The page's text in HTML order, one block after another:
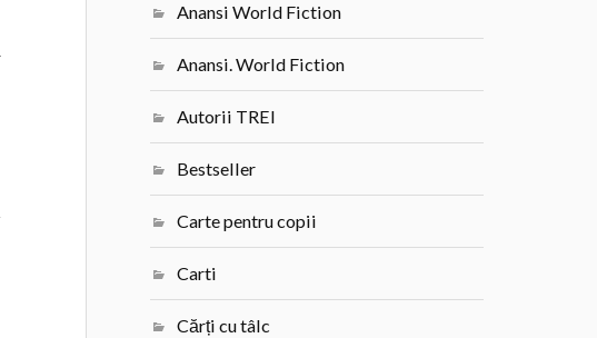
Anansi World Fiction
Anansi. World Fiction
Autorii TREI
Bestseller
Carte pentru copii
Carti
Cărți cu tâlc